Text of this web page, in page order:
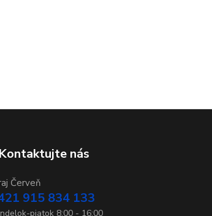
Kontaktujte nás
Červeň
915 834 133
piatok 8:00 - 16:00